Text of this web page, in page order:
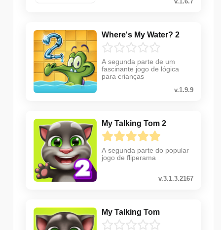
Where's My Water? 2
A segunda parte de um
fascinante jogo de lógica
para crianças
v.1.9.9
My Talking Tom 2
A segunda parte do popular
jogo de fliperama
v.3.1.3.2167
My Talking Tom